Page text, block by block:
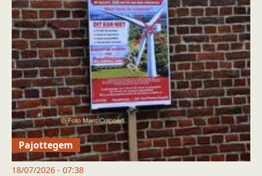
Pajottegem
18/07/2026 - 07:38